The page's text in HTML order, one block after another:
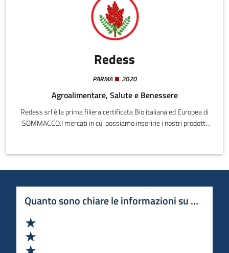
Redess
PARMA 2020
Agroalimentare, Salute e Benessere
Redess srl è la prima filiera certificata Bio italiana ed Europea di
SOMMACCO.I mercati in cui possiamo inseririe i nostri prodotti
insetticidi).Redess vanta la collaborazione con diversi atenei
universitari: UNIPR, UNIMI, UNICAM ed UNIPA.La società
ingredientistica alimentare.
Quanto sono chiare le informazioni su questa